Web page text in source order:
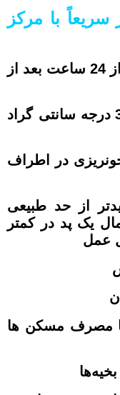
با مرکز
تهوع و استفراغ که بیش از 24 ساعت بعد از
درجه حرارت بیش از 39 درجه سانتی گراد
در اطراف
از حد طبیعی
یک پد در کمتر
عمل
مصرف مسکن ها